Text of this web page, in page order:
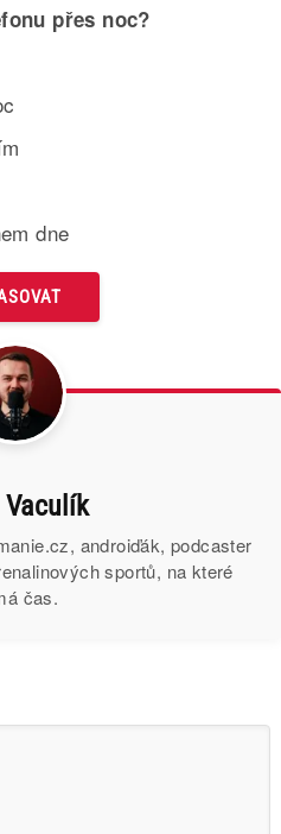
přes noc?
dne
Vaculík
androiďák, podcaster
sportů, na které
čas.